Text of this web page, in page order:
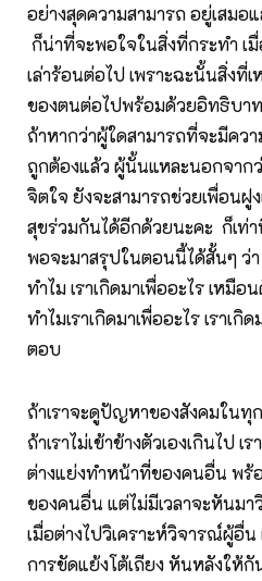
อย่างสุดความสามารถ อยู่เสมอ
ก็น่าที่จะพอใจในสิ่งที่กระทำ เ
เล่าร้อนต่อไป เพราะฉะนั้นสิ่ง
ของตนต่อไปพร้อมด้วยอิทธิบา
ถ้าหากว่าผู้ใดสามารถที่จะมีคว
ถูกต้องแล้ว ผู้นั้นแหละนอกจาก
จิตใจ ยังจะสามารถช่วยเพื่อน
สุขร่วมกันได้อีกด้วยนะคะ ก็เท่
พอจะมาสรุปในตอนนี้ได้สั้นๆ ว่า
ทำไม เราเกิดมาเพื่ออะไร เหมื
ทำไมเราเกิดมาเพื่ออะไร เรา
ตอบ
ถ้าเราจะดูปัญหาของสังคมในทุ
ถ้าเราไม่เข้าข้างตัวเองเกินไป
ต่างแย่งทำหน้าที่ของคนอื่น พร้
ของคนอื่น แต่ไม่มีเวลาจะหันม
เมื่อต่างไปวิเคราะห์วิจารณ์ผู้อื่
การขัดแย้งโต้เถียง หันหลังให้